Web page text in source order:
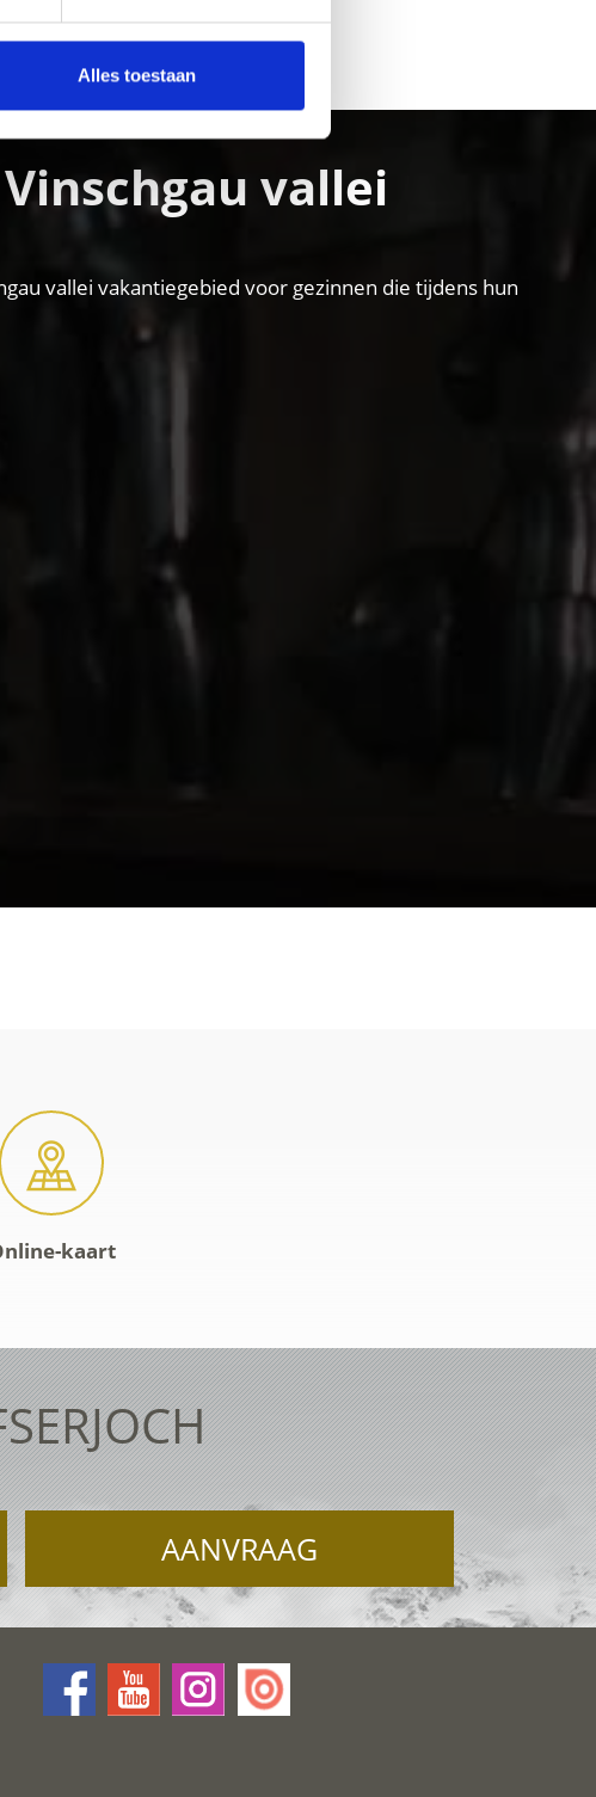
Alles toestaan
vallei
vallei vakantiegebied voor gezinnen die tijdens hun
kaart
AANVRAAG